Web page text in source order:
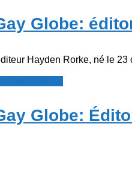
Globe:
Hayden Rorke, né le
Globe: